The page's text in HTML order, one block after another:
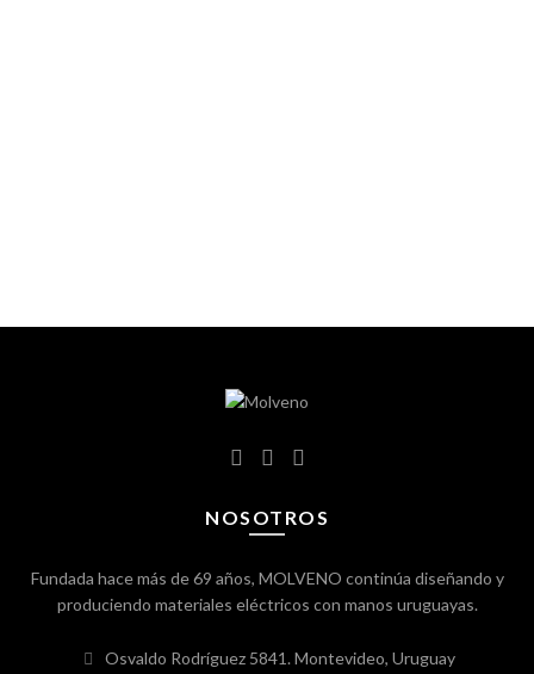
NOSOTROS
Fundada hace más de 69 años, MOLVENO continúa diseñando y
produciendo materiales eléctricos con manos uruguayas.
Osvaldo Rodríguez 5841. Montevideo, Uruguay